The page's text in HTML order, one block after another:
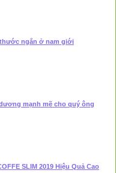
ngắn ở nam giới
mạnh mẽ cho quý ông
SLIM 2019 Hiệu Quả Cao